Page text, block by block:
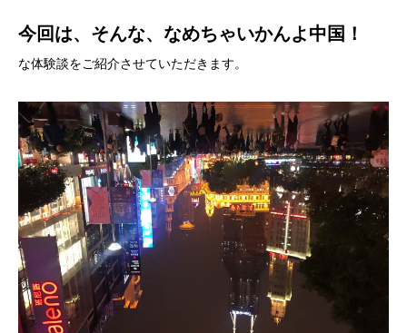
今回は、そんな、なめちゃいかんよ中国！
な体験談をご紹介させていただきます。